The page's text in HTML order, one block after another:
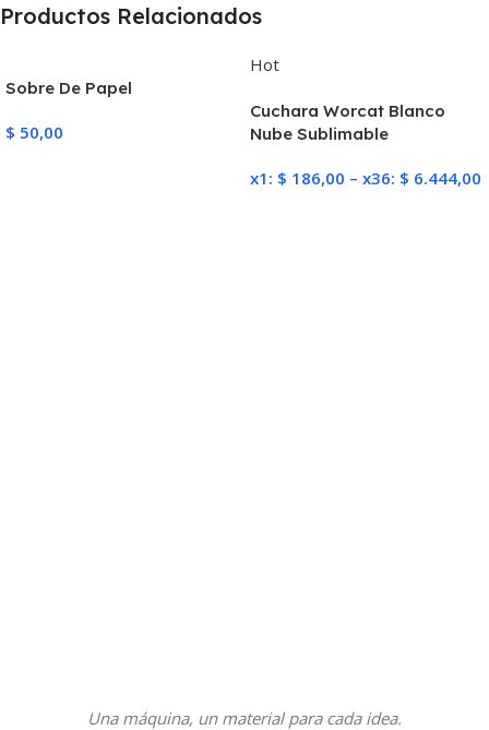
Productos Relacionados
Sobre De Papel
$ 50,00
Hot
Cuchara Worcat Blanco
Nube Sublimable
x1: $ 186,00 – x36: $ 6.444,00
Una máquina, un material para cada idea.